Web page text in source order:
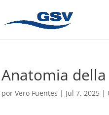
Anatomia
porVero Fuentes | Jul 7, 2025 |